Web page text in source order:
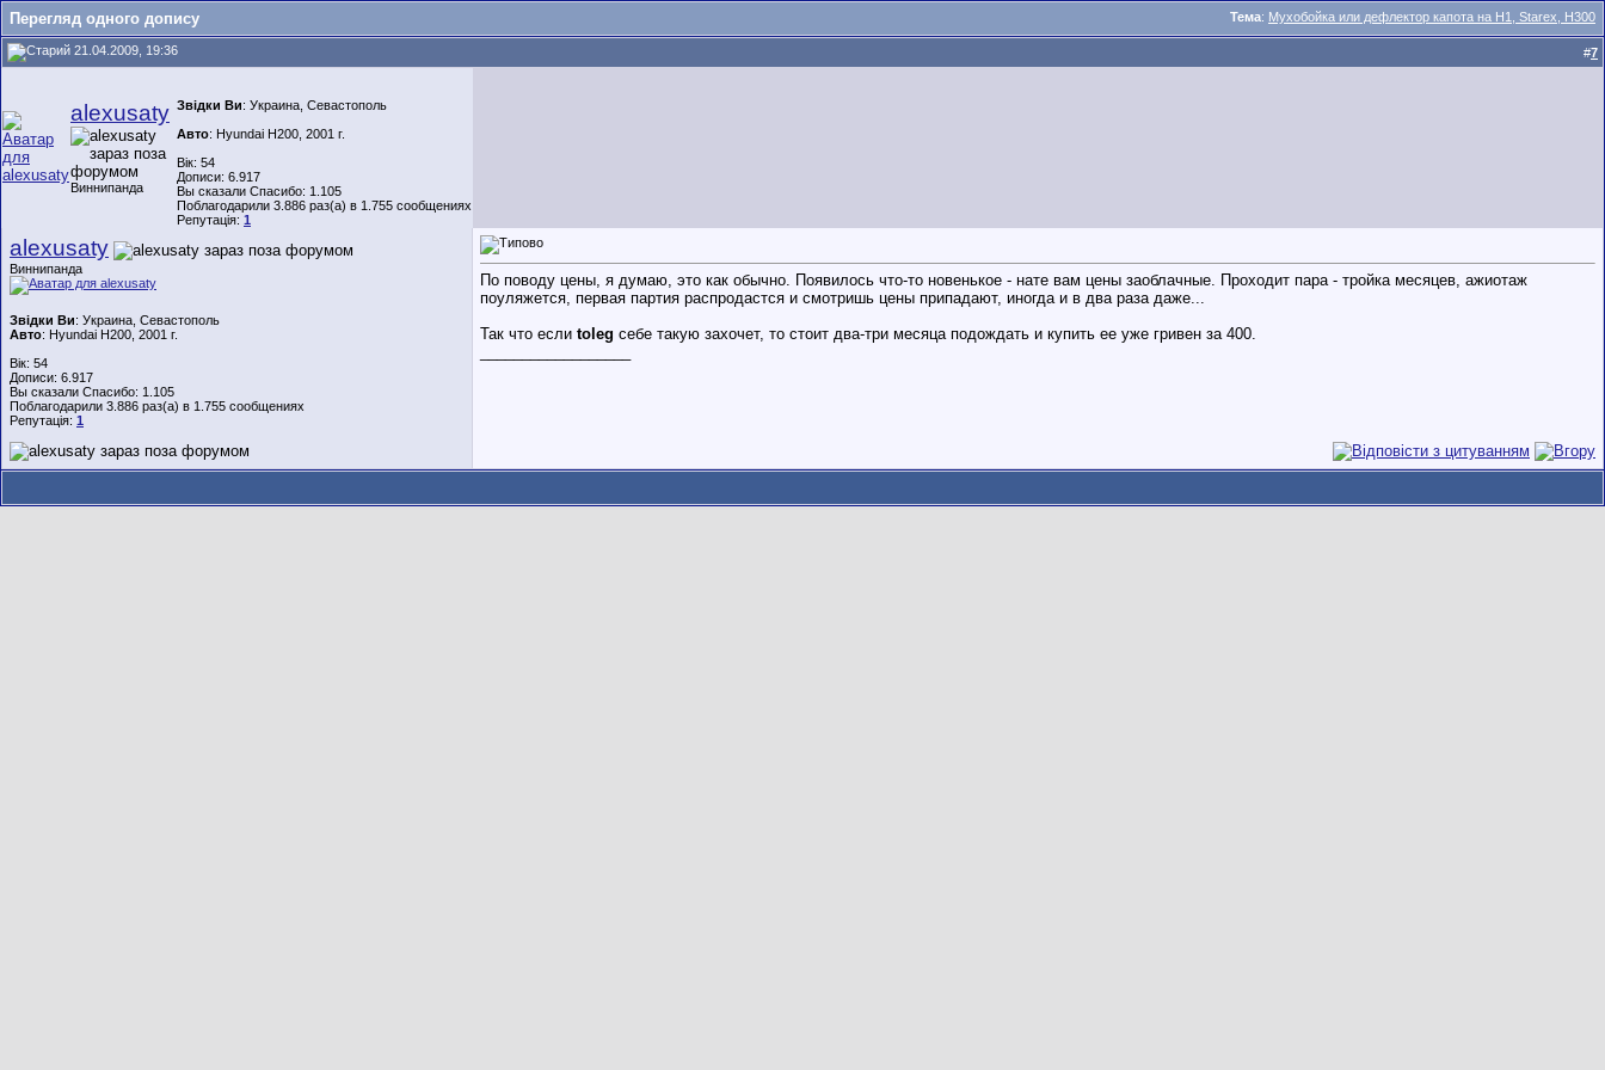
Тема: Мухобойка или дефлектор капота на H1, Starex, H300
Перегляд одного допису
21.04.2009, 19:36 #7
alexusaty
Виннипанда
Звідки Ви: Украина, Севастополь
Авто: Hyundai H200, 2001 г.
Вік: 54
Дописи: 6.917
Вы сказали Спасибо: 1.105
Поблагодарили 3.886 раз(а) в 1.755 сообщениях
Репутація: 1
alexusaty
Виннипанда
Звідки Ви: Украина, Севастополь
Авто: Hyundai H200, 2001 г.
Вік: 54
Дописи: 6.917
Вы сказали Спасибо: 1.105
Поблагодарили 3.886 раз(а) в 1.755 сообщениях
Репутація: 1
По поводу цены, я думаю, это как обычно. Появилось что-то новенькое - нате вам цены заоблачные. Проходит пара - тройка месяцев, ажиотаж
поуляжется, первая партия распродастся и смотришь цены припадают, иногда и в два раза даже...
Так что если toleg себе такую захочет, то стоит два-три месяца подождать и купить ее уже гривен за 400.